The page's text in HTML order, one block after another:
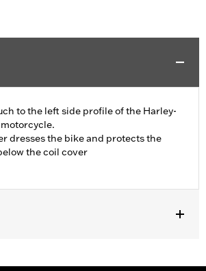
to the left side profile of the Harley-
dresses the bike and protects the
the coil cover